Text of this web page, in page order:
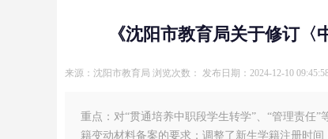
《沈阳市教育局关于修订
来源：沈阳市教育局 浏览次数： 发布日期：2024-12-10
重点：对“贯通培养中职段学生转学”、“管理责任
籍变动材料备案的要求；调整了新生学籍注册时间